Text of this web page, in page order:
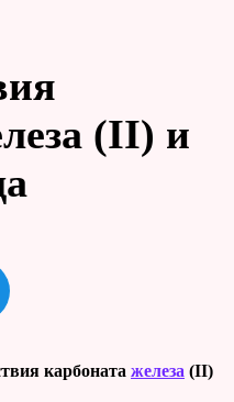
(II) и
карбоната железа (II)